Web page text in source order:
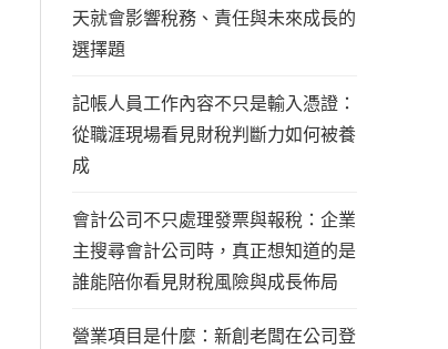
天就會影響稅務、責任與未來成長的
選擇題
記帳人員工作內容不只是輸入憑證：
從職涯現場看見財稅判斷力如何被養
成
會計公司不只處理發票與報稅：企業
主搜尋會計公司時，真正想知道的是
誰能陪你看見財稅風險與成長佈局
營業項目是什麼：新創老闆在公司登